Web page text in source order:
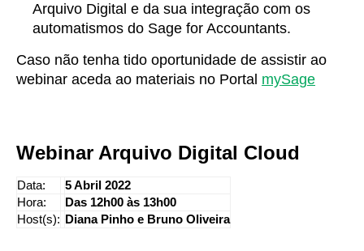
Arquivo Digital e da sua integração com os
automatismos do Sage for Accountants.
Caso não tenha tido oportunidade de assistir ao
webinar aceda ao materiais no Portal mySage
Webinar Arquivo Digital Cloud
Data:
5 Abril 2022
Hora:
Das 12h00 às 13h00
Host(s): Diana Pinho e Bruno Oliveira